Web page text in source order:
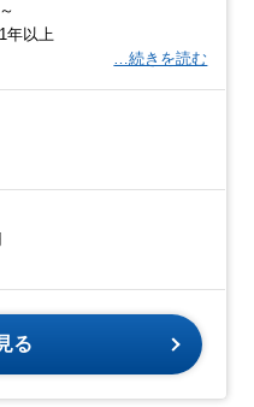
年以上
…続きを読む
る